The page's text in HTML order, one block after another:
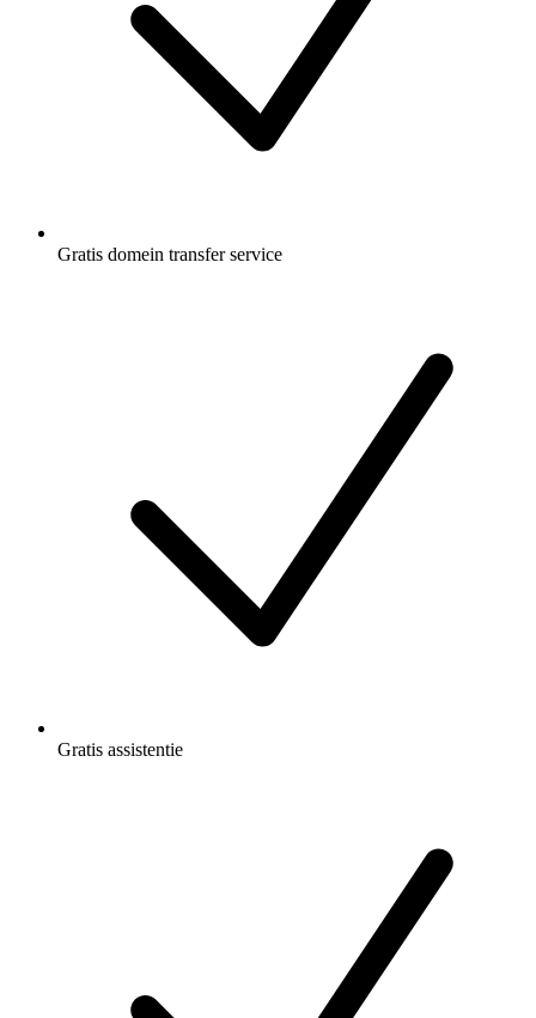
Gratis domein transfer service
Gratis assistentie